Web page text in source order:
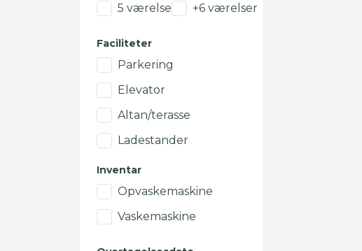
5 værelser
+6 værelser
Faciliteter
Parkering
Elevator
Altan/terasse
Ladestander
Inventar
Opvaskemaskine
Vaskemaskine